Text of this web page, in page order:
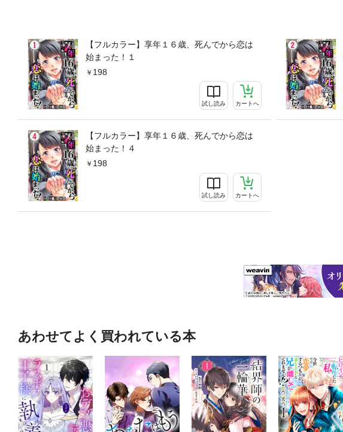
【フルカラー】享年１６歳、死んでから恋は
始まった！１
198
試し読み カートへ
【フルカラー】享年１６歳、死んでから恋は
始まった！４
198
試し読み カートへ
あわせてよく買われている本